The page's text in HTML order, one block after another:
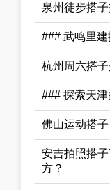
泉州徒步搭
### 武鸣里
杭州周六搭
### 探索天
佛山运动搭子
安吉拍照搭
方？